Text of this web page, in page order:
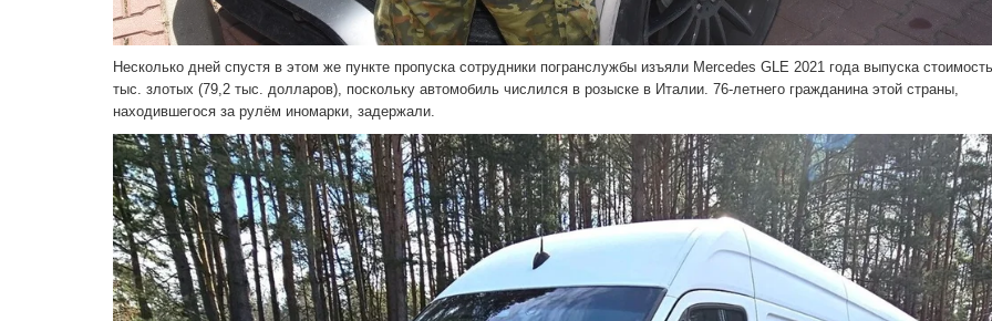
Несколько дней спустя в этом же пункте пропуска сотрудники погранслужбы изъяли Mercedes GLE 2021 года выпуска
тыс. злотых (79,2 тыс. долларов), поскольку автомобиль числился в розыске в Италии. 76-летнего гражданина этой страны,
находившегося за рулём иномарки, задержали.